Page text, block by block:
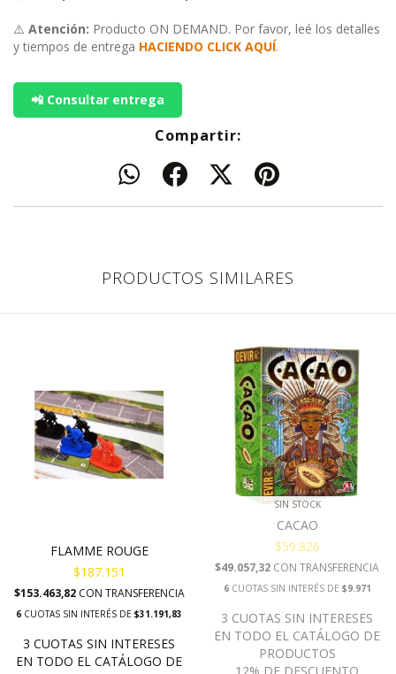
⚠️ Atención: Producto ON DEMAND. Por favor, leé los detalles
y tiempos de entrega HACIENDO CLICK AQUÍ.
📲 Consultar entrega
Compartir:
PRODUCTOS SIMILARES
FLAMME ROUGE
$187.151
$153.463,82 CON TRANSFERENCIA
6 CUOTAS SIN INTERÉS DE $31.191,83
SIN STOCK
CACAO
$59.826
$49.057,32 CON TRANSFERENCIA
6CUOTAS SIN INTERÉS DE $9.971